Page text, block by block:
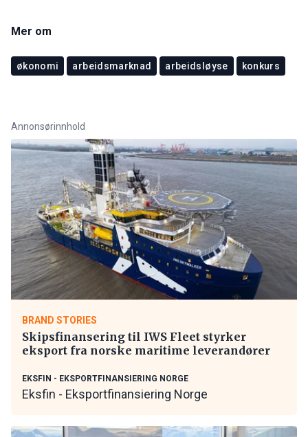
Mer om
økonomi arbeidsmarknad arbeidsløyse konkurs
Annonsørinnhold
BRAND STORIES
Skipsfinansering til IWS Fleet styrker
eksport fra norske maritime leverandører
EKSFIN - EKSPORTFINANSIERING NORGE
Eksfin - Eksportfinansiering Norge